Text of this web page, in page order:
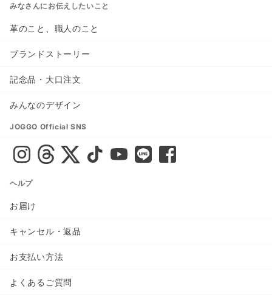
みなさんにお伝えしたいこと
革のこと、職人のこと
ブランドストーリー
記念品・大口注文
みんなのデザイン
JOGGO Official SNS
ヘルプ
お届け
キャンセル・返品
お支払い方法
よくあるご質問